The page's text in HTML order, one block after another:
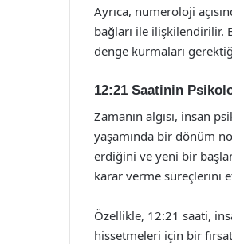
Ayrıca, numeroloji
bağları ile ilişkilendirilir.
denge kurmaları
12:21 Saatinin
Zamanın algısı, insan
yaşamında bir dönüm
erdiğini ve yeni bir
karar verme süreçlerini
Özellikle, 12:21 saati,
hissetmeleri için bir